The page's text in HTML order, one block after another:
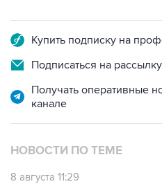
Купить подписку на
Подписаться на
Получать оперативные
канале
НОВОСТИ ПО ТЕМЕ
8 августа 11:29